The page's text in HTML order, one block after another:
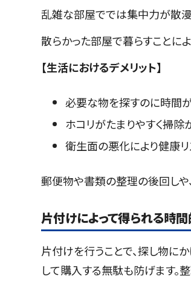
乱雑な部屋ででは集中力が散漫
散らかった部屋で暮らすことに
【生活におけるデメリット】
必要な物を探すのに時間
ホコリがたまりやすく掃
衛生面の悪化により健康
郵便物や書類の整理の後回しや
片付けによって得られる時間
片付けを行うことで、探し物に
して購入する無駄も防げます。